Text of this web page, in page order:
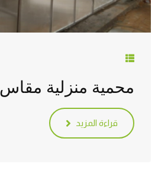
محمية منزلية مقاس 5 في 10
قراءة المزيد